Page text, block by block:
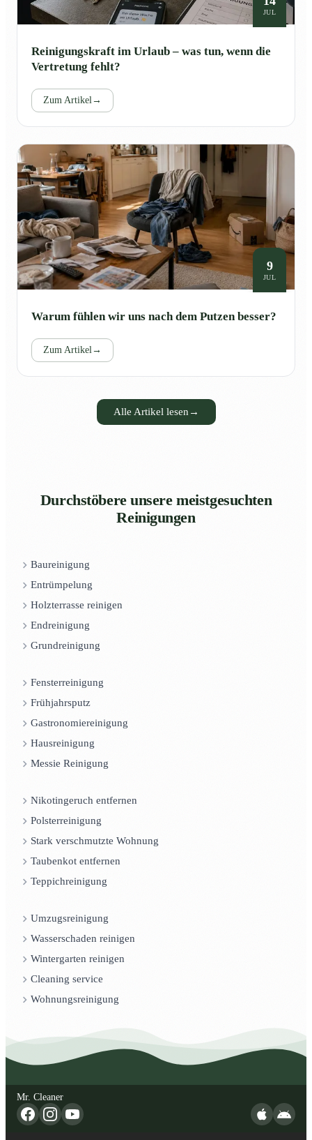
JUL
Reinigungskraft im Urlaub – was tun, wenn die
Vertretung fehlt?
Zum Artikel→
9
JUL
Warum fühlen wir uns nach dem Putzen besser?
Zum Artikel→
Alle Artikel lesen →
Durchstöbere unsere meistgesuchten
Reinigungen
Baureinigung
Entrümpelung
Holzterrasse reinigen
Endreinigung
Grundreinigung
Fensterreinigung
Frühjahrsputz
Gastronomiereinigung
Hausreinigung
Messie Reinigung
Nikotingeruch entfernen
Polsterreinigung
Stark verschmutzte Wohnung
Taubenkot entfernen
Teppichreinigung
Umzugsreinigung
Wasserschaden reinigen
Wintergarten reinigen
Cleaning service
Wohnungsreinigung
Mr. Cleaner